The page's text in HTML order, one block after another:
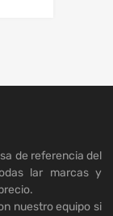
de referencia del
lar marcas y
nuestro equipo si